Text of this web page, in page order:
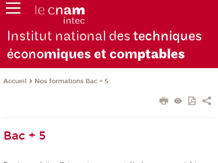
Institut national destechniques
économiques et comptables
Accueil Nos formations Bac + 5
Bac + 5